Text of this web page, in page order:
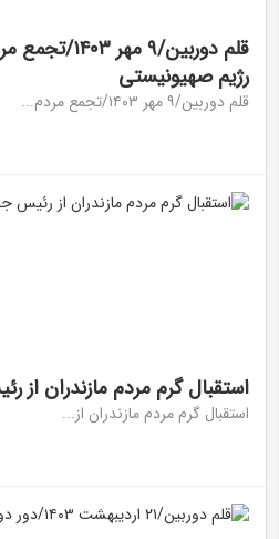
قلم دوربین/۹
رژیم صهیونیستی
قلم دوربین/۹ مهر ۱۴۰۳/تجمع مردم...
استقبال گرم مردم مازندران از
استقبال گرم مردم مازندران از...